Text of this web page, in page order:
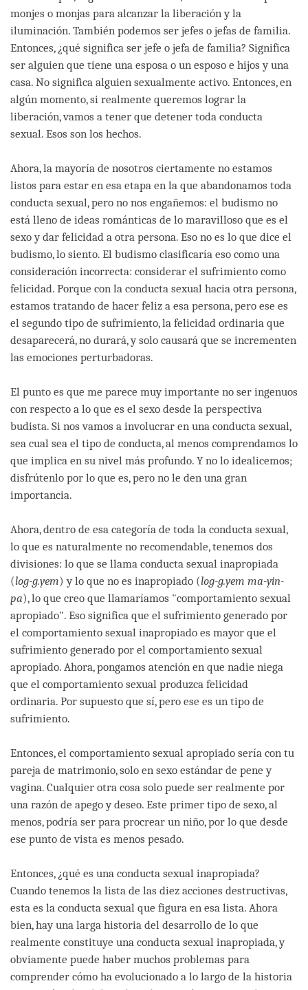
monjes o monjas para alcanzar la liberación y la
iluminación. También podemos ser jefes o jefas de familia.
Entonces, ¿qué significa ser jefe o jefa de familia? Significa
ser alguien que tiene una esposa o un esposo e hijos y una
casa. No significa alguien sexualmente activo. Entonces, en
algún momento, si realmente queremos lograr la
liberación, vamos a tener que detener toda conducta
sexual. Esos son los hechos.
Ahora, la mayoría de nosotros ciertamente no estamos
listos para estar en esa etapa en la que abandonamos toda
conducta sexual, pero no nos engañemos: el budismo no
está lleno de ideas románticas de lo maravilloso que es el
sexo y dar felicidad a otra persona. Eso no es lo que dice el
budismo, lo siento. El budismo clasificaría eso como una
consideración incorrecta: considerar el sufrimiento como
felicidad. Porque con la conducta sexual hacia otra persona,
estamos tratando de hacer feliz a esa persona, pero ese es
el segundo tipo de sufrimiento, la felicidad ordinaria que
desaparecerá, no durará, y solo causará que se incrementen
las emociones perturbadoras.
El punto es que me parece muy importante no ser ingenuos
con respecto a lo que es el sexo desde la perspectiva
budista. Si nos vamos a involucrar en una conducta sexual,
sea cual sea el tipo de conducta, al menos comprendamos lo
que implica en su nivel más profundo. Y no lo idealicemos;
disfrútenlo por lo que es, pero no le den una gran
importancia.
Ahora, dentro de esa categoría de toda la conducta sexual,
lo que es naturalmente no recomendable, tenemos dos
divisiones: lo que se llama conducta sexual inapropiada
(log-g.yem) y lo que no es inapropiado (log-g.yem ma-yin-
pa), lo que creo que llamaríamos "comportamiento sexual
apropiado". Eso significa que el sufrimiento generado por
el comportamiento sexual inapropiado es mayor que el
sufrimiento generado por el comportamiento sexual
apropiado. Ahora, pongamos atención en que nadie niega
que el comportamiento sexual produzca felicidad
ordinaria. Por supuesto que sí, pero ese es un tipo de
sufrimiento.
Entonces, el comportamiento sexual apropiado sería con tu
pareja de matrimonio, solo en sexo estándar de pene y
vagina. Cualquier otra cosa solo puede ser realmente por
una razón de apego y deseo. Este primer tipo de sexo, al
menos, podría ser para procrear un niño, por lo que desde
ese punto de vista es menos pesado.
Entonces, ¿qué es una conducta sexual inapropiada?
Cuando tenemos la lista de las diez acciones destructivas,
esta es la conducta sexual que figura en esa lista. Ahora
bien, hay una larga historia del desarrollo de lo que
realmente constituye una conducta sexual inapropiada, y
obviamente puede haber muchos problemas para
comprender cómo ha evolucionado a lo largo de la historia